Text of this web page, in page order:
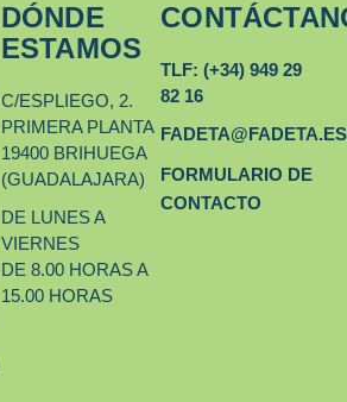
DÓNDE
ESTAMOS
C/ESPLIEGO, 2.
PRIMERA PLANTA
19400 BRIHUEGA
(GUADALAJARA)
DE LUNES A
VIERNES
DE 8.00 HORAS A
15.00 HORAS
TLF: (+34) 949 29
82 16
FADETA@FADETA.ES
FORMULARIO DE
CONTACTO